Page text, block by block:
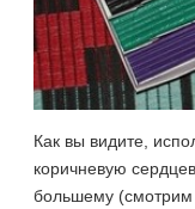
Как вы видите,
коричневую
большему (смотрим